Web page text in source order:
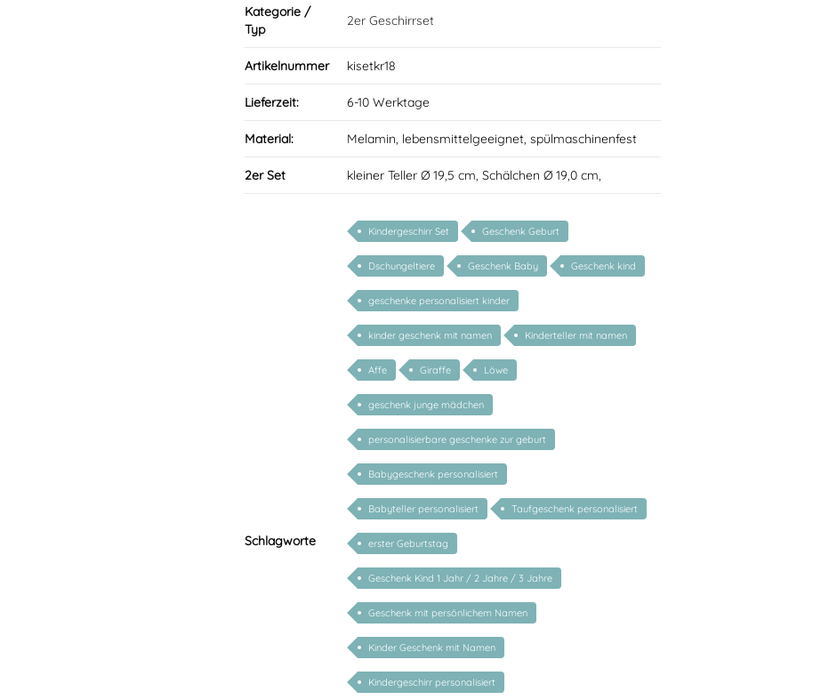
Kategorie /
Typ
2er Geschirrset
Artikelnummer kisetkr18
Lieferzeit: 6-10 Werktage
Material: Melamin, lebensmittelgeeignet, spülmaschinenfest
2er Set kleiner Teller Ø 19,5 cm, Schälchen Ø 19,0 cm,
Schlagworte
Kindergeschirr Set Geschenk Geburt
Dschungeltiere Geschenk Baby Geschenk kind
geschenke personalisiert kinder
kinder geschenk mit namen Kinderteller mit namen
Affe Giraffe Löwe
geschenk junge mädchen
personalisierbare geschenke zur geburt
Babygeschenk personalisiert
Babyteller personalisiert Taufgeschenk personalisiert
erster Geburtstag
Geschenk Kind 1 Jahr / 2 Jahre / 3 Jahre
Geschenk mit persönlichem Namen
Kinder Geschenk mit Namen
Kindergeschirr personalisiert